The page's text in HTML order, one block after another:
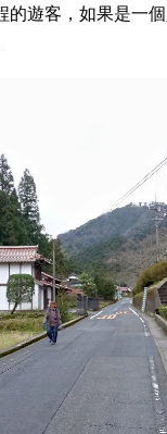
的遊客，如果是一